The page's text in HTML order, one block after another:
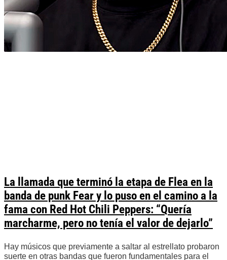
La llamada que terminó la etapa de Flea en la
banda de punk Fear y lo puso en el camino a la
fama con Red Hot Chili Peppers: “Quería
marcharme, pero no tenía el valor de dejarlo”
Hay músicos que previamente a saltar al estrellato probaron
suerte en otras bandas que fueron fundamentales para el